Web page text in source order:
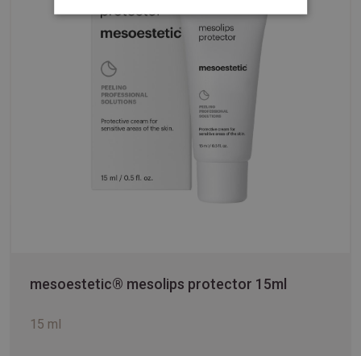
mesoestetic® mesolips protector 15ml
15 ml